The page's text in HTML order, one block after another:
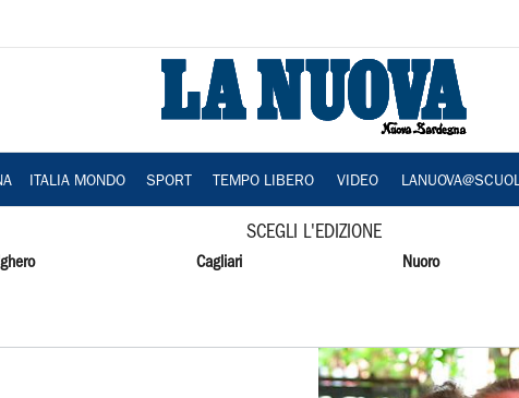
ITALIA MONDO SPORT TEMPO LIBERO VIDEO
SCEGLI L'EDIZIONE
Cagliari Nuoro